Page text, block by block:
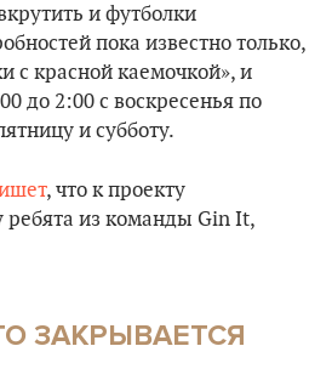
и футболки
пока известно только,
с красной каемочкой», и
до 2:00 с воскресенья по
и субботу.
, что к проекту
из команды Gin It,
ЗАКРЫВАЕТСЯ